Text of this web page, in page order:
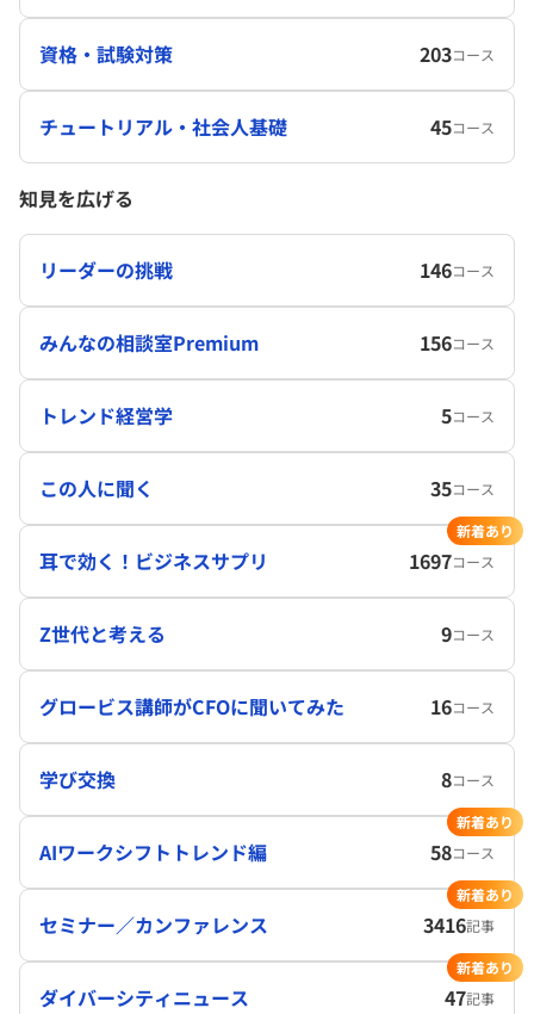
資格・試験対策 203コース
チュートリアル・社会人基礎 45コース
知見を広げる
リーダーの挑戦 146コース
みんなの相談室Premium 156コース
トレンド経営学 5コース
この人に聞く 35コース
耳で効く！ビジネスサプリ 1697コース
新着あり
Z世代と考える 9コース
グロービス講師がCFOに聞いてみた 16コース
学び交換 8コース
AIワークシフトトレンド編 58コース
新着あり
セミナー／カンファレンス 3416記事
新着あり
ダイバーシティニュース 47記事
新着あり